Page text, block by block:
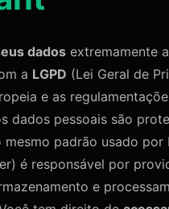
dados extremamente
a LGPD (Lei Geral de
e as
dados pessoais são
padrão usado por
é responsável por
e